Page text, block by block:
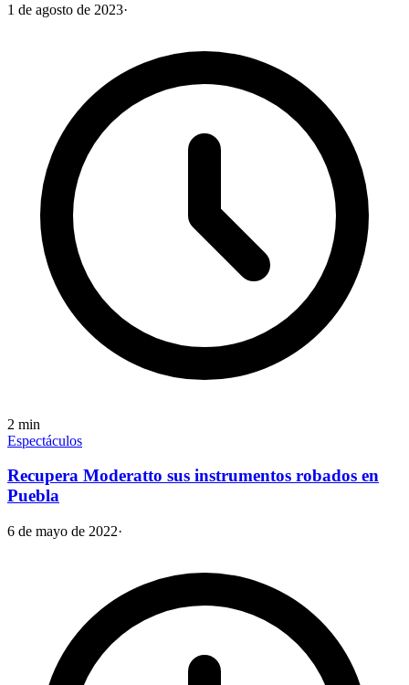
1 de agosto de 2023·
2 min
Espectáculos
Recupera Moderatto sus instrumentos robados en
Puebla
6 de mayo de 2022·